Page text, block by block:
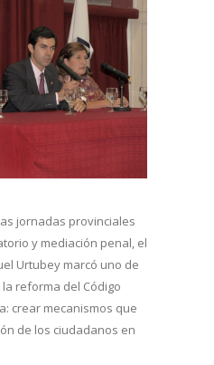
jornadas provinciales
y mediación penal, el
Urtubey marcó uno de
reforma del Código
crear mecanismos que
de los ciudadanos en